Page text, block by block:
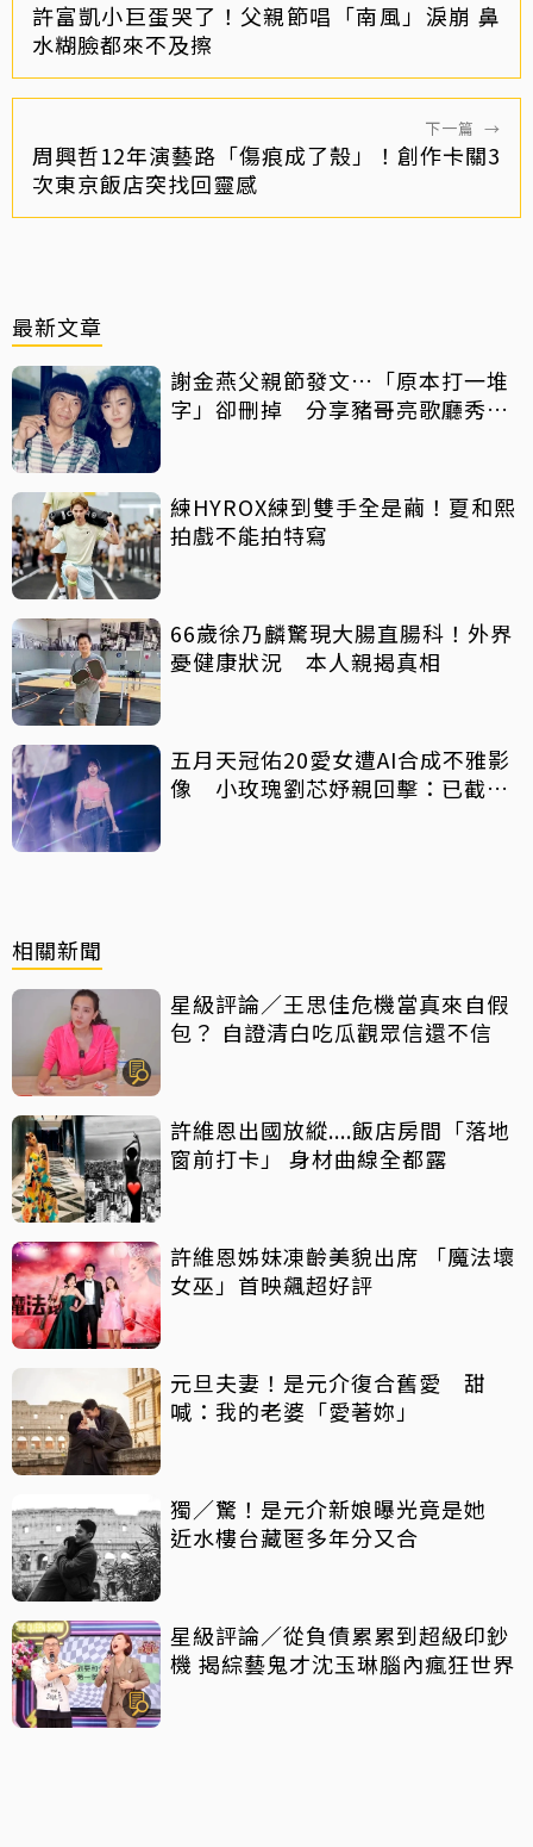
許富凱小巨蛋哭了！父親節唱「南風」淚崩 鼻
水糊臉都來不及擦
下一篇 →
周興哲12年演藝路「傷痕成了殼」！創作卡關3
次東京飯店突找回靈感
最新文章
謝金燕父親節發文…「原本打一堆
字」卻刪掉 分享豬哥亮歌廳秀歌
練HYROX練到雙手全是繭！夏和熙
拍戲不能拍特寫
66歲徐乃麟驚現大腸直腸科！外界
憂健康狀況 本人親揭真相
五月天冠佑20愛女遭AI合成不雅影
像 小玫瑰劉芯妤親回擊：已截圖
相關新聞
星級評論／王思佳危機當真來自假
包？ 自證清白吃瓜觀眾信還不信
許維恩出國放縱....飯店房間「落地
窗前打卡」 身材曲線全都露
許維恩姊妹凍齡美貌出席 「魔法壞
女巫」首映飆超好評
元旦夫妻！是元介復合舊愛 甜
喊：我的老婆「愛著妳」
獨／驚！是元介新娘曝光竟是她
近水樓台藏匿多年分又合
星級評論／從負債累累到超級印鈔
機 揭綜藝鬼才沈玉琳腦內瘋狂世界